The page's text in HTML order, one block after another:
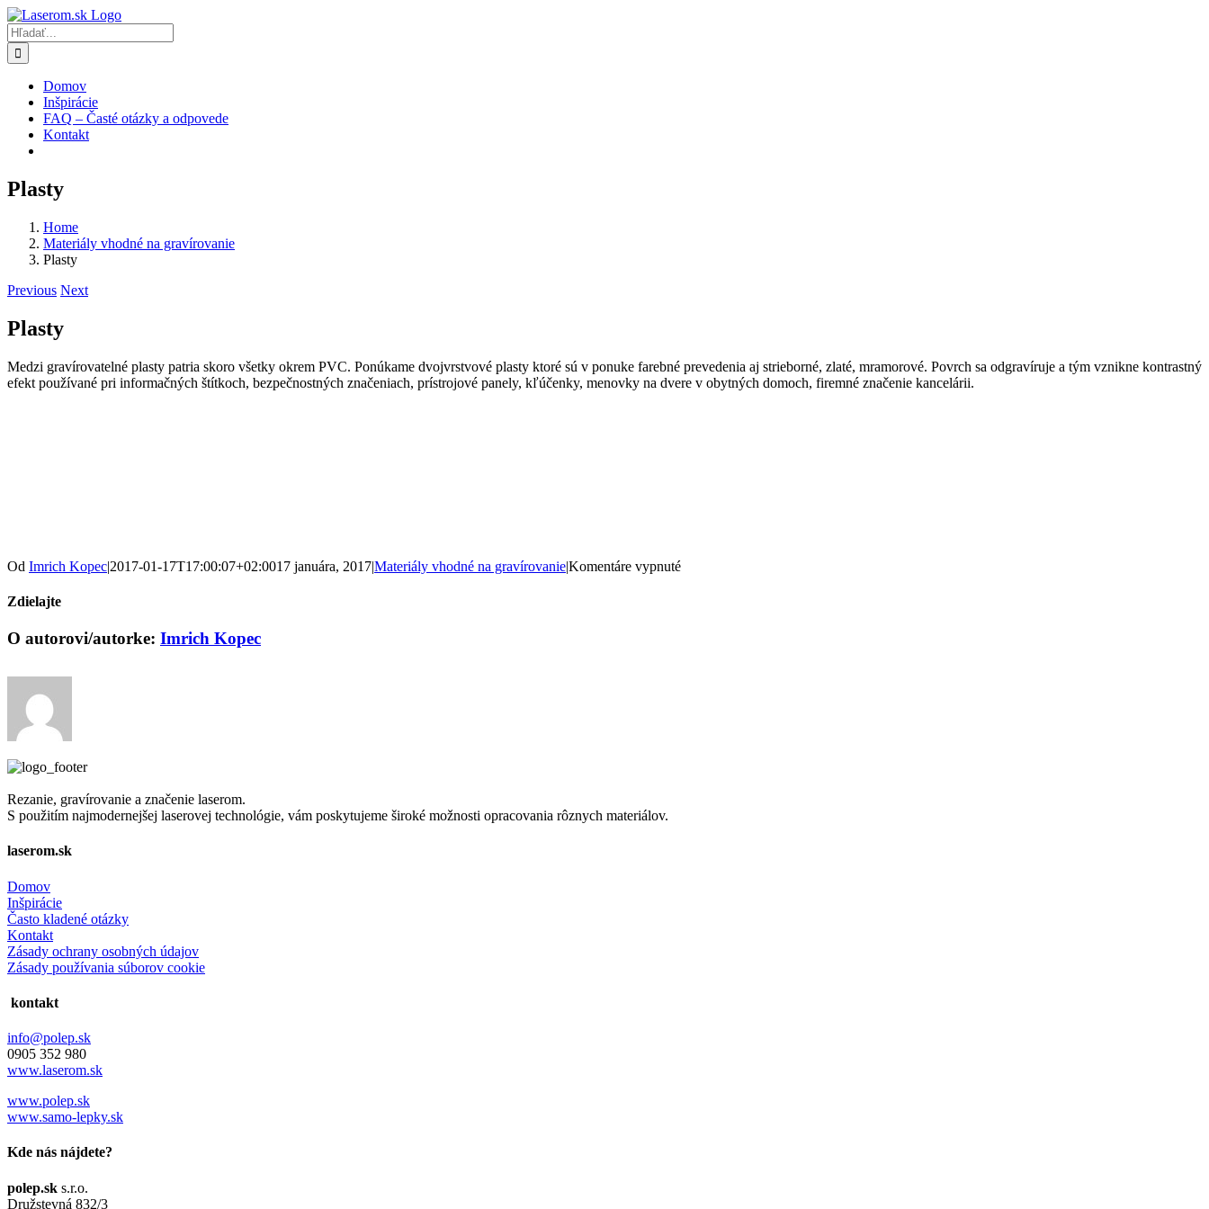
Skip
to
content
Hľadať:
Domov
Inšpirácie
FAQ – Časté otázky a odpovede
Kontakt
Plasty
Home
Materiály vhodné na gravírovanie
Plasty
Previous Next
Plasty
Medzi gravírovatelné plasty patria skoro všetky okrem PVC. Ponúkame dvojvrstvové plasty ktoré sú v ponuke farebné prevedenia aj strieborné, zlaté, mramorové. Povrch sa odgravíruje a tým vznikne kontrastný
efekt používané pri informačných štítkoch, bezpečnostných značeniach, prístrojové panely, kľúčenky, menovky na dvere v obytných domoch, firemné značenie kancelárii.
Od Imrich Kopec|2017-01-17T17:00:07+02:0017 januára, 2017|Materiály vhodné na gravírovanie|Komentáre vypnuténa
Zdielajte
Facebook
X
Reddit
LinkedIn
Tumblr
Pinterest
Vk
Email
O autorovi/autorke: Imrich Kopec
Rezanie, gravírovanie a značenie laserom.
S použitím najmodernejšej laserovej technológie, vám poskytujeme široké možnosti opracovania rôznych materiálov.
laserom.sk
Domov
Inšpirácie
Často kladené otázky
Kontakt
Zásady ochrany osobných údajov
Zásady používania súborov cookie
kontakt
info@polep.sk
0905 352 980
www.laserom.sk
www.polep.sk
www.samo-lepky.sk
Kde nás nájdete?
polep.sk s.r.o.
Družstevná 832/3